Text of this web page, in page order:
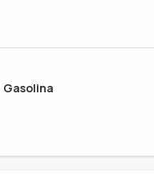
Gasolina